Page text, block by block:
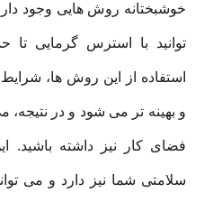
خوشبختانه روش هایی وجود
توانید با استرس گرمایی تا
استفاده از این روش ها،
و بهینه تر می شود و در نتیجه،
فضای کار نیز داشته باشید.
سلامتی شما نیز دارد و می